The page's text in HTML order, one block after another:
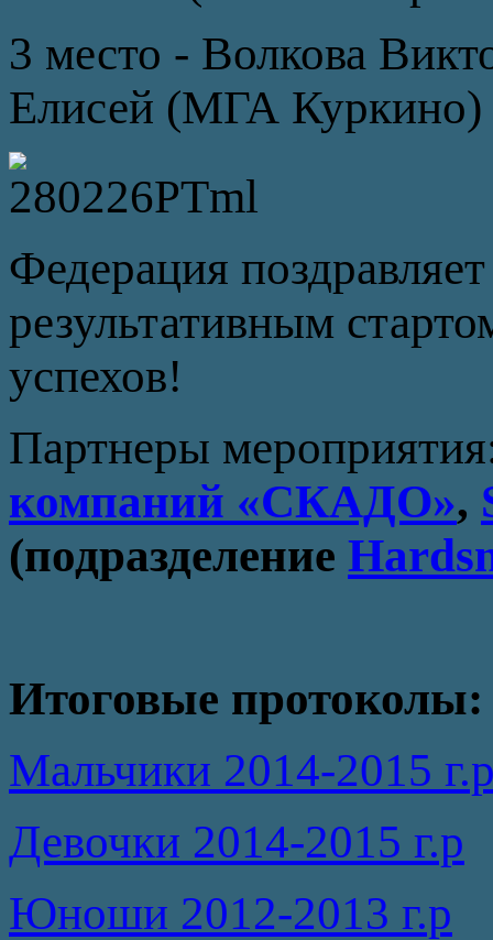
3 место - Волкова
Елисей (МГА Куркино)
Федерация
результативным
успехов!
Партнеры
компаний «СКАДО»,
(подразделение
Итоговые протоколы:
Мальчики 2014-2015
Девочки 2014-2015 г.р
Юноши 2012-2013 г.р